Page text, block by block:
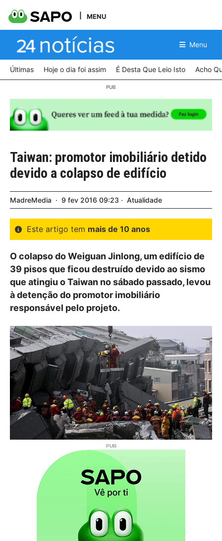
MENU
Menu
Últimas Hoje o dia foi assim É Desta Que Leio Isto Acho
Taiwan: promotor imobiliário detido
devido a colapso de edifício
MadreMedia 9 fev 2016 09:23 Atualidade
Este artigo tem mais de 10 anos
O colapso do Weiguan Jinlong, um edifício de
39 pisos que ficou destruído devido ao sismo
que atingiu o Taiwan no sábado passado, levou
à detenção do promotor imobiliário
responsável pelo projeto.